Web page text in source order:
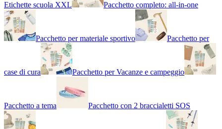
Etichette scuola XXL Pacchetto completo: all-in-one
Pacchetto per materiale sportivo Pacchetto per
case di cura Pacchetto per Vacanze e campeggio
Pacchetto a tema Pacchetto con 2 braccialetti SOS